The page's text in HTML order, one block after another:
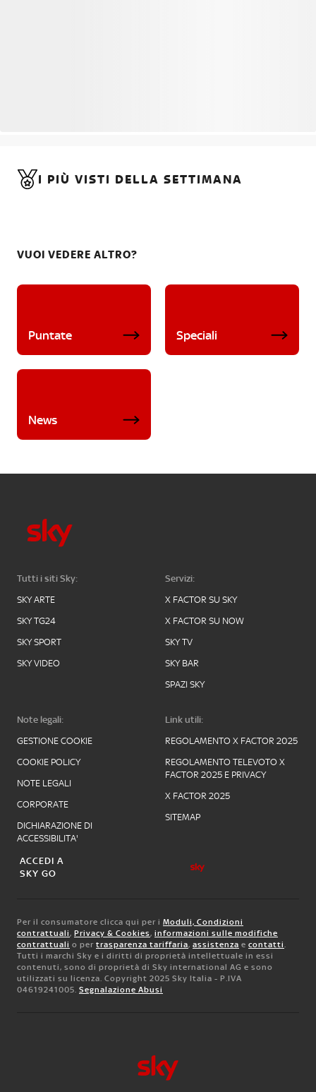
I PIÙ VISTI DELLA SETTIMANA
VUOI VEDERE ALTRO?
Puntate Speciali
News
Tutti i siti Sky:
SKY ARTE
SKY TG24
SKY SPORT
SKY VIDEO
Servizi:
X FACTOR SU SKY
X FACTOR SU NOW
SKY TV
SKY BAR
SPAZI SKY
Note legali:
GESTIONE COOKIE
COOKIE POLICY
NOTE LEGALI
CORPORATE
DICHIARAZIONE DI
ACCESSIBILITA'
Link utili:
REGOLAMENTO X FACTOR 2025
REGOLAMENTO TELEVOTO X
FACTOR 2025 E PRIVACY
X FACTOR 2025
SITEMAP
ACCEDI A
SKY GO
Per il consumatore clicca qui per i Moduli, Condizioni
contrattuali, Privacy & Cookies, informazioni sulle modifiche
contrattuali o per trasparenza tariffaria, assistenza e contatti.
Tutti i marchi Sky e i diritti di proprietà intellettuale in essi
contenuti, sono di proprietà di Sky international AG e sono
utilizzati su licenza. Copyright 2025 Sky Italia - P.IVA
04619241005. Segnalazione Abusi